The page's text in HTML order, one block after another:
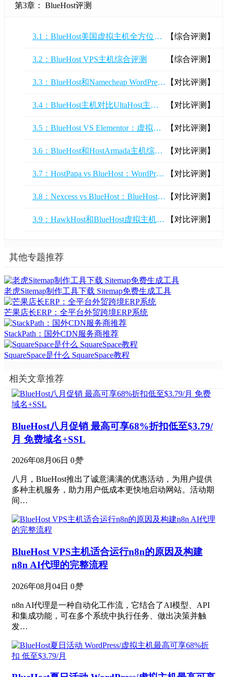
第3章： BlueHost评测
3.1：BlueHost美国虚拟主机全方位评测 【综合评测】
3.2：BlueHost VPS主机综合评测 【综合评测】
3.3：BlueHost和Namecheap WordPress主机哪个好 【对比评测】
3.4：BlueHost主机对比UltaHost主机（功能+价格+服务） 【对比评测】
3.5：BlueHost VS Elementor：虚拟主机怎么选 【对比评测】
3.6：BlueHost和HostArmada主机综合对比 【对比评测】
3.7：HostPapa vs BlueHost：WordPress主机哪家好 【对比评测】
3.8：Nexcess vs BlueHost：BlueHost和Nexcess主机哪个好 【对比评测】
3.9：HawkHost和BlueHost虚拟主机哪家好？ 【对比评测】
其他专题推荐
老虎Sitemap制作工具下载 Sitemap免费生成工具
芒果店长ERP：全平台外贸跨境ERP系统
StackPath：国外CDN服务商推荐
SquareSpace是什么 SquareSpace教程
相关文章推荐
BlueHost八月促销 最高可享68%折扣低至$3.79/
月 免费域名+SSL
2026年08月06日 0赞
八月，BlueHost推出了诚意满满的优惠活动，为用户提供
多种主机服务，助力用户低成本更快地启动网站。活动期
间…
BlueHost VPS主机适合运行n8n的原因及构建
n8n AI代理的完整流程
2026年08月04日 0赞
n8n AI代理是一种自动化工作流，它结合了AI模型、API
和集成功能，可在多个系统中执行任务、做出决策并触
发…